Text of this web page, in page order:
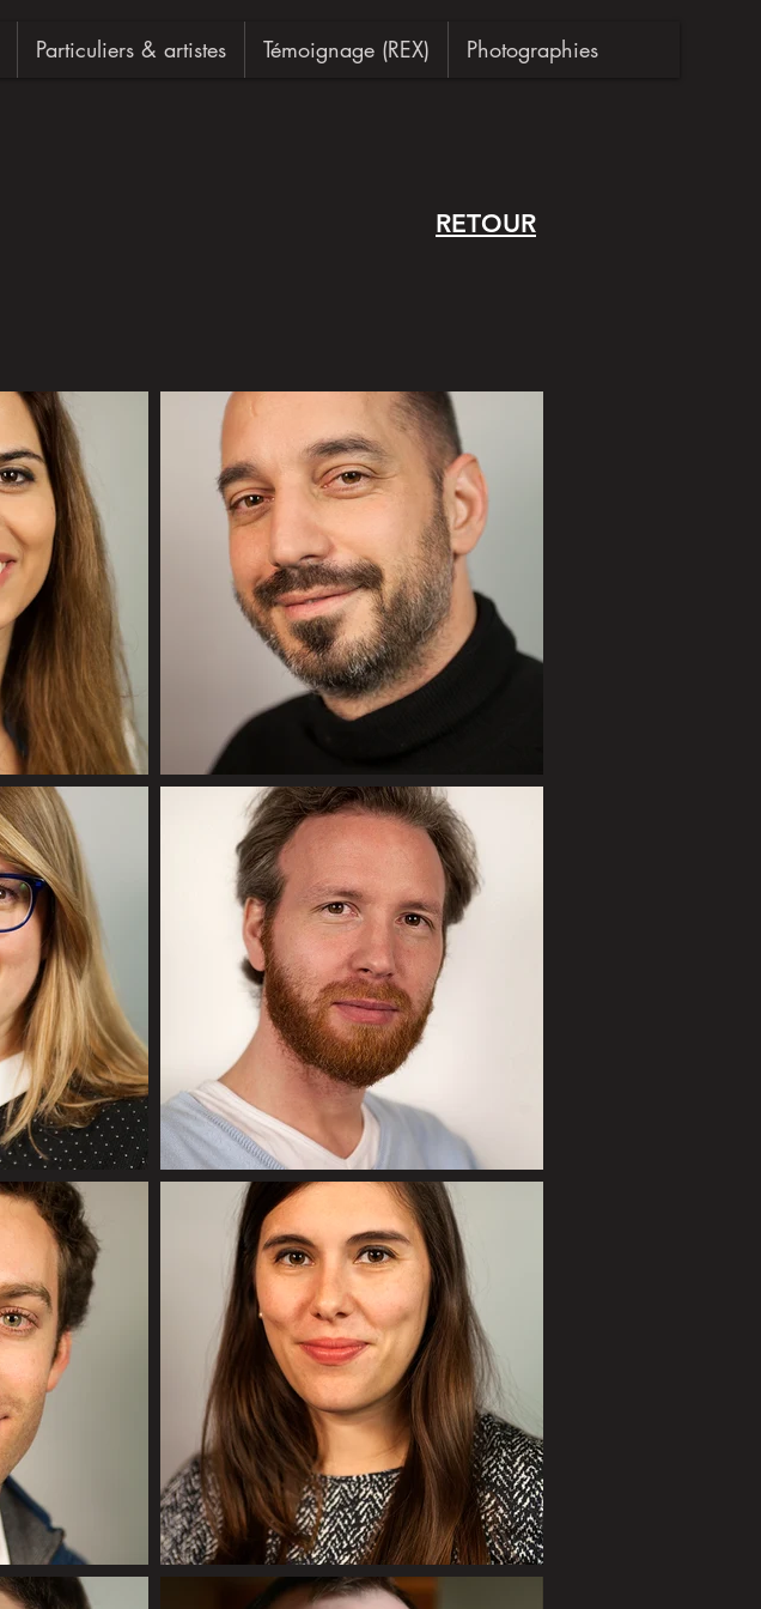
Particuliers & artistes Témoignage (REX) Photographies
RETOUR